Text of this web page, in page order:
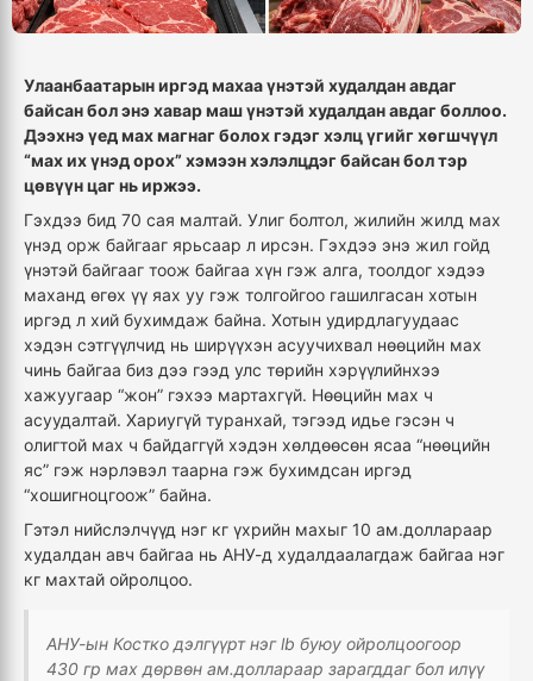
Улаанбаатарын иргэд махаа үнэтэй худалдан авдаг
байсан бол энэ хавар маш үнэтэй худалдан авдаг боллоо.
Дээхнэ үед мах магнаг болох гэдэг хэлц үгийг хөгшчүүл
“мах их үнэд орох” хэмээн хэлэлцдэг байсан бол тэр
цөвүүн цаг нь иржээ.
Гэхдээ бид 70 сая малтай. Улиг болтол, жилийн жилд мах
үнэд орж байгааг ярьсаар л ирсэн. Гэхдээ энэ жил гойд
үнэтэй байгааг тоож байгаа хүн гэж алга, тоолдог хэдээ
маханд өгөх үү яах уу гэж толгойгоо гашилгасан хотын
иргэд л хий бухимдаж байна. Хотын удирдлагуудаас
хэдэн сэтгүүлчид нь ширүүхэн асуучихвал нөөцийн мах
чинь байгаа биз дээ гээд улс төрийн хэрүүлийнхээ
хажуугаар “жон” гэхээ мартахгүй. Нөөцийн мах ч
асуудалтай. Хариугүй туранхай, тэгээд идье гэсэн ч
олигтой мах ч байдаггүй хэдэн хөлдөөсөн ясаа “нөөцийн
яс” гэж нэрлэвэл таарна гэж бухимдсан иргэд
“хошигноцгоож” байна.
Гэтэл нийслэлчүүд нэг кг үхрийн махыг 10 ам.доллараар
худалдан авч байгаа нь АНУ-д худалдаалагдаж байгаа нэг
кг махтай ойролцоо.
АНУ-ын Костко дэлгүүрт нэг lb буюу ойролцоогоор
430 гр мах дөрвөн ам.доллараар зарагддаг бол илүү